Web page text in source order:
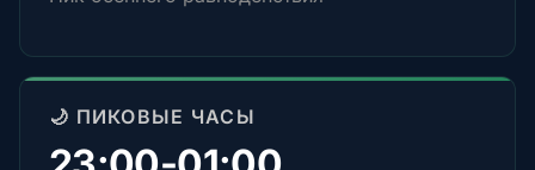
🌙 ПИКОВЫЕ ЧАСЫ